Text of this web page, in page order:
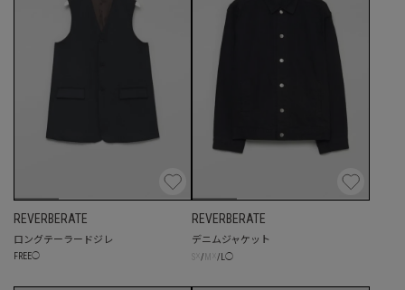
REVERBERATE
ロングテーラードジレ
FREE◯
REVERBERATE
デニムジャケット
/ / ◯